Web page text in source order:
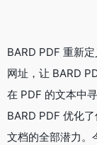
BARD PDF 重新
网址，让 BARD
在 PDF 的文本中
BARD PDF 优化
文档的全部潜力。